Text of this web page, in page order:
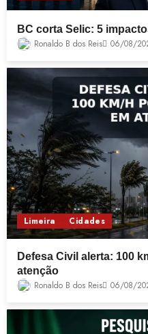
BC corta Selic: 5
Ronaldo B dos Reis 06/08/
Limeira Cidades
Defesa Civil alerta: 100
atenção
Ronaldo B dos Reis 06/08/